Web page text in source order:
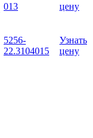
013
цену
5256-
22.3104015
Узнать
цену